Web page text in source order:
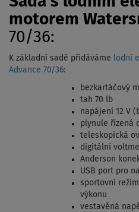
motorem
70/36:
K základní sadě přidáváme lodní
Advance 70/36:
bezkartáčový
tah 70 lb
napájení 12 V
plynule řízená
teleskopická
digitální
Anderson
USB port pro
sportovní
výkonu
vestavěná